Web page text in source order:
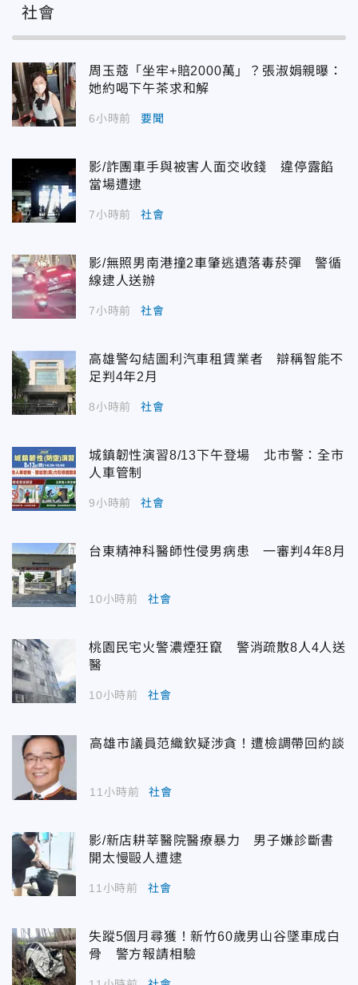
社會
周玉蔻「坐牢+賠2000萬」？張淑娟親曝：
她約喝下午茶求和解
6小時前 要聞
影/詐團車手與被害人面交收錢 違停露餡
當場遭逮
7小時前 社會
影/無照男南港撞2車肇逃遺落毒菸彈 警循
線逮人送辦
7小時前 社會
高雄警勾結圖利汽車租賃業者 辯稱智能不
足判4年2月
8小時前 社會
城鎮韌性演習8/13下午登場 北市警：全市
人車管制
9小時前 社會
台東精神科醫師性侵男病患 一審判4年8月
10小時前 社會
桃園民宅火警濃煙狂竄 警消疏散8人4人送
醫
10小時前 社會
高雄市議員范織欽疑涉貪！遭檢調帶回約談
11小時前 社會
影/新店耕莘醫院醫療暴力 男子嫌診斷書
開太慢毆人遭逮
11小時前 社會
失蹤5個月尋獲！新竹60歲男山谷墜車成白
骨 警方報請相驗